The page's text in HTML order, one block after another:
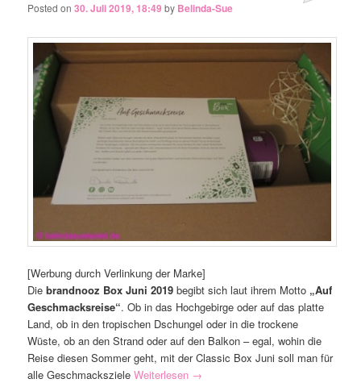
Posted on30. Juli 2019, 18:49 by Belinda-Sue
[Werbung durch Verlinkung der Marke]
Diebrandnooz Box Juni 2019 begibt sich laut ihrem Motto „Auf
Geschmacksreise“. Ob in das Hochgebirge oder auf das platte
Land, ob in den tropischen Dschungel oder in die trockene
Wüste, ob an den Strand oder auf den Balkon – egal, wohin die
Reise diesen Sommer geht, mit der Classic Box Juni soll man für
alle GeschmackszieleWeiterlesen →